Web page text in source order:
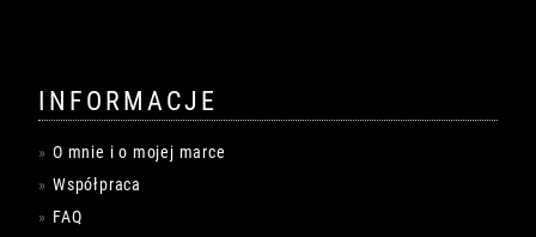
INFORMACJE
O mnie i o mojej marce
Współpraca
FAQ